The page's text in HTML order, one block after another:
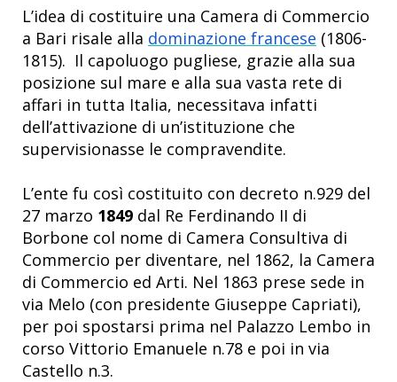
L’idea di costituire una Camera di Commercio
a Bari risale alla dominazione francese (1806-
1815). Il capoluogo pugliese, grazie alla sua
posizione sul mare e alla sua vasta rete di
affari in tutta Italia, necessitava infatti
dell’attivazione di un’istituzione che
supervisionasse le compravendite.
L’ente fu così costituito con decreto n.929 del
27 marzo 1849 dal Re Ferdinando II di
Borbone col nome di Camera Consultiva di
Commercio per diventare, nel 1862, la Camera
di Commercio ed Arti. Nel 1863 prese sede in
via Melo (con presidente Giuseppe Capriati),
per poi spostarsi prima nel Palazzo Lembo in
corso Vittorio Emanuele n.78 e poi in via
Castello n.3.